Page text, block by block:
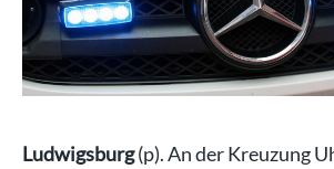
Ludwigsburg(p). An der Kreuzung